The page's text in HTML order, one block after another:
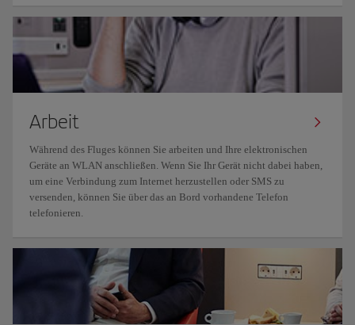
Arbeit
Während des Fluges können Sie arbeiten und Ihre elektronischen
Geräte an WLAN anschließen. Wenn Sie Ihr Gerät nicht dabei haben,
um eine Verbindung zum Internet herzustellen oder SMS zu
versenden, können Sie über das an Bord vorhandene Telefon
telefonieren.